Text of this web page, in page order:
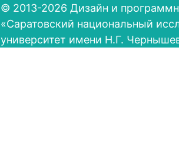
© 2013-2026 Дизайн и
«Саратовский национальный
университет имени Н.Г.